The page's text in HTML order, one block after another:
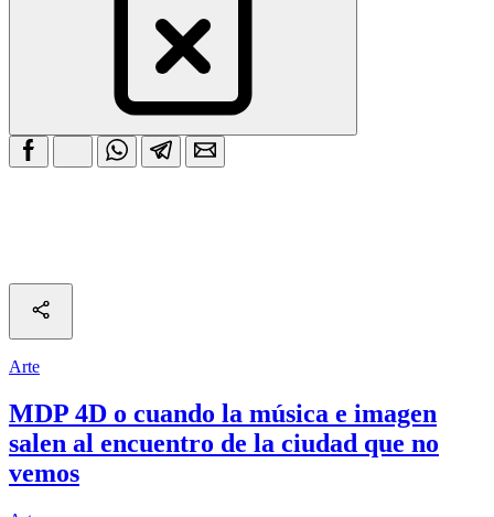
Arte
MDP 4D o cuando la música e imagen
salen al encuentro de la ciudad que no
vemos